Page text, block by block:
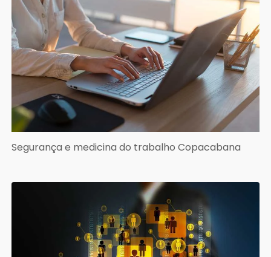
Segurança e medicina do trabalho Copacabana